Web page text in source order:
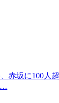
赤坂に100人
…